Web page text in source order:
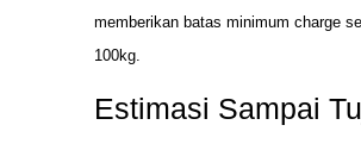
memberikan batas minimum charge
100kg.
Estimasi Sampai